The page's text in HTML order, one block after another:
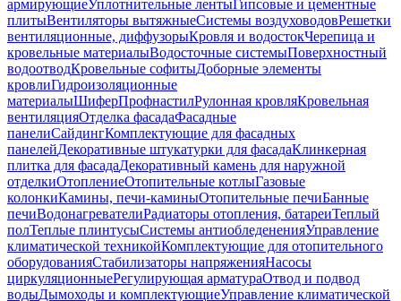
армирующиеУплотнительные лентыГипсовые и цементные
плитыВентиляторы вытяжныеСистемы воздуховодовРешетки
вентиляционные, диффузорыКровля и водостокЧерепица и
кровельные материалыВодосточные системыПоверхностный
водоотводКровельные софитыДоборные элементы
кровлиГидроизоляционные
материалыШиферПрофнастилРулонная кровляКровельная
вентиляцияОтделка фасадаФасадные
панелиСайдингКомплектующие для фасадных
панелейДекоративные штукатурки для фасадаКлинкерная
плитка для фасадаДекоративный камень для наружной
отделкиОтоплениеОтопительные котлыГазовые
колонкиКамины, печи-каминыОтопительные печиБанные
печиВодонагревателиРадиаторы отопления, батареиТеплый
полТеплые плинтусыСистемы антиобледененияУправление
климатической техникойКомплектующие для отопительного
оборудованияСтабилизаторы напряженияНасосы
циркуляционныеРегулирующая арматураОтвод и подвод
водыДымоходы и комплектующиеУправление климатической